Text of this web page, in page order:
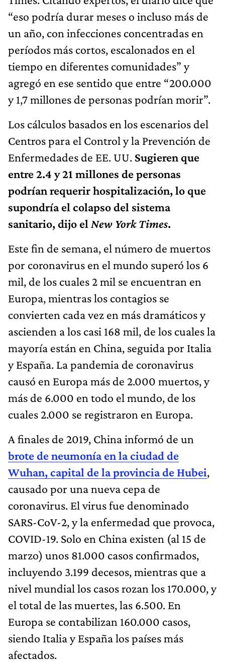
“eso podría durar meses o incluso más de
un año, con infecciones concentradas en
períodos más cortos, escalonados en el
tiempo en diferentes comunidades” y
agregó en ese sentido que entre “200.000
y 1,7 millones de personas podrían morir”.
Los cálculos basados ​en los escenarios del
Centros para el Control y la Prevención de
Enfermedades de EE. UU. Sugieren que
entre 2.4 y 21 millones de personas
podrían requerir hospitalización, lo que
supondría el colapso del sistema
sanitario, dijo el New York Times.
Este fin de semana, el número de muertos
por coronavirus en el mundo superó los 6
mil, de los cuales 2 mil se encuentran en
Europa, mientras los contagios se
convierten cada vez en más dramáticos y
ascienden a los casi 168 mil, de los cuales la
mayoría están en China, seguida por Italia
y España. La pandemia de coronavirus
causó en Europa más de 2.000 muertos, y
más de 6.000 en todo el mundo, de los
cuales 2.000 se registraron en Europa.
A finales de 2019, China informó de un
brote de neumonía en la ciudad de
Wuhan, capital de la provincia de Hubei,
causado por una nueva cepa de
coronavirus. El virus fue denominado
SARS-CoV-2, y la enfermedad que provoca,
COVID-19. Solo en China existen (al 15 de
marzo) unos 81.000 casos confirmados,
incluyendo 3.199 decesos, mientras que a
nivel mundial los casos rozan los 170.000, y
el total de las muertes, las 6.500. En
Europa se contabilizan 160.000 casos,
siendo Italia y España los países más
afectados.